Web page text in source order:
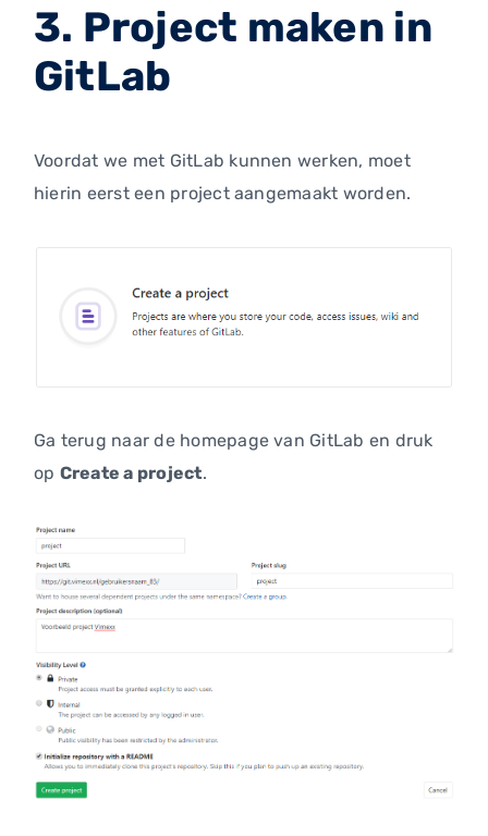
3. Project maken in
GitLab
Voordat we met GitLab kunnen werken, moet
hierin eerst een project aangemaakt worden.
Ga terug naar de homepage van GitLab en druk
op Create a project.